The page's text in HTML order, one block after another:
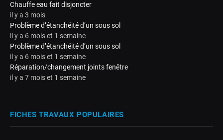
Chauffe eau fait disjoncter
il y a 3 mois
Problème d’étanchéité d’un sous sol
il y a 6 mois et 1 semaine
Problème d’étanchéité d’un sous sol
il y a 6 mois et 1 semaine
Réparation/changement joints fenêtre
il y a 7 mois et 1 semaine
FICHES TRAVAUX POPULAIRES